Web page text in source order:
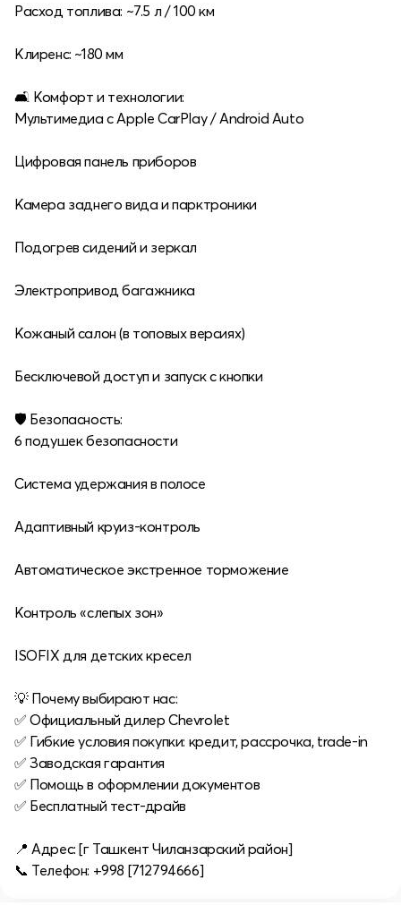
Расход топлива: ~7.5 л / 100 км
Клиренс: ~180 мм
🛋 Комфорт и технологии:
Мультимедиа с Apple CarPlay / Android Auto
Цифровая панель приборов
Камера заднего вида и парктроники
Подогрев сидений и зеркал
Электропривод багажника
Кожаный салон (в топовых версиях)
Бесключевой доступ и запуск с кнопки
🛡 Безопасность:
6 подушек безопасности
Система удержания в полосе
Адаптивный круиз-контроль
Автоматическое экстренное торможение
Контроль «слепых зон»
ISOFIX для детских кресел
💡 Почему выбирают нас:
✅ Официальный дилер Chevrolet
✅ Гибкие условия покупки: кредит, рассрочка, trade-in
✅ Заводская гарантия
✅ Помощь в оформлении документов
✅ Бесплатный тест-драйв
📍 Адрес: [г Ташкент Чиланзарский район]
📞 Телефон: +998 [712794666]